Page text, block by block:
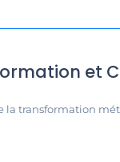
et
la transformation